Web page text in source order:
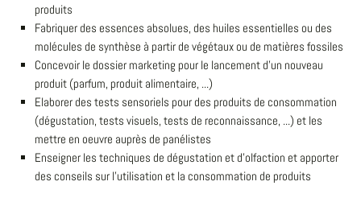
produits
Fabriquer des essences absolues, des huiles essentielles ou des
molécules de synthèse à partir de végétaux ou de matières fossiles
Concevoir le dossier marketing pour le lancement d'un nouveau
produit (parfum, produit alimentaire, ...)
Elaborer des tests sensoriels pour des produits de consommation
(dégustation, tests visuels, tests de reconnaissance, ...) et les
mettre en oeuvre auprès de panélistes
Enseigner les techniques de dégustation et d'olfaction et apporter
des conseils sur l'utilisation et la consommation de produits